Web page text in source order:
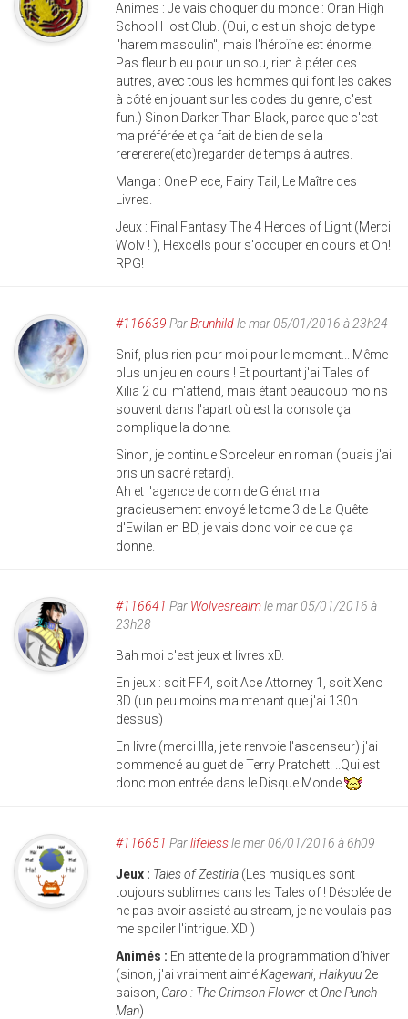
Animes : Je vais choquer du monde : Oran High
School Host Club. (Oui, c'est un shojo de type
"harem masculin", mais l'héroïne est énorme.
Pas fleur bleu pour un sou, rien à péter des
autres, avec tous les hommes qui font les cakes
à côté en jouant sur les codes du genre, c'est
fun.) Sinon Darker Than Black, parce que c'est
ma préférée et ça fait de bien de se la
rerererere(etc)regarder de temps à autres.
Manga : One Piece, Fairy Tail, Le Maître des
Livres.
Jeux : Final Fantasy The 4 Heroes of Light (Merci
Wolv ! ), Hexcells pour s'occuper en cours et Oh!
RPG!
#116639 ParBrunhildle mar 05/01/2016 à 23h24
Snif, plus rien pour moi pour le moment... Même
plus un jeu en cours ! Et pourtant j'ai Tales of
Xilia 2 qui m'attend, mais étant beaucoup moins
souvent dans l'apart où est la console ça
complique la donne.
Sinon, je continue Sorceleur en roman (ouais j'ai
pris un sacré retard).
Ah et l'agence de com de Glénat m'a
gracieusement envoyé le tome 3 de La Quête
d'Ewilan en BD, je vais donc voir ce que ça
donne.
#116641 Par Wolvesrealmle mar 05/01/2016 à
23h28
Bah moi c'est jeux et livres xD.
En jeux : soit FF4, soit Ace Attorney 1, soit Xeno
3D (un peu moins maintenant que j'ai 130h
dessus)
En livre (merci Illa, je te renvoie l'ascenseur) j'ai
commencé au guet de Terry Pratchett. ..Qui est
donc mon entrée dans le Disque Monde
#116651 Parlifelessle mer 06/01/2016 à 6h09
Jeux : Tales of Zestiria (Les musiques sont
toujours sublimes dans les Tales of ! Désolée de
ne pas avoir assisté au stream, je ne voulais pas
me spoiler l'intrigue. XD )
Animés : En attente de la programmation d'hiver
(sinon, j'ai vraiment aiméKagewani Haikyuu 2e
saison, Garo : The Crimson Flower etOne Punch
Man)